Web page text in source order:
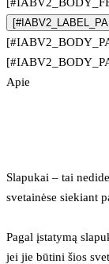
Apie
Slapukai – tai
svetainėse siekiant
Pagal įstatymą
jei jie būtini šios